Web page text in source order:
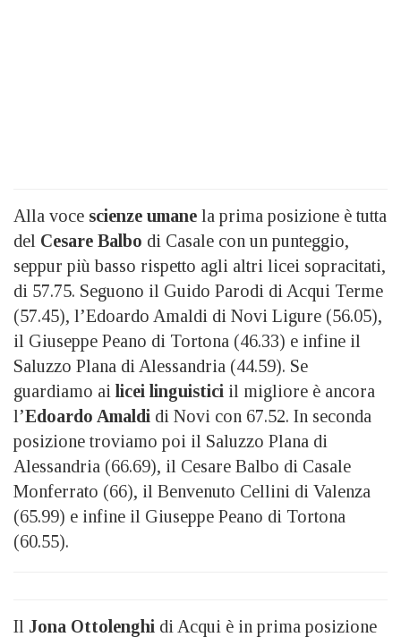
Alla voce scienze umane la prima posizione è tutta
del Cesare Balbo di Casale con un punteggio,
seppur più basso rispetto agli altri licei sopracitati,
di 57.75. Seguono il Guido Parodi di Acqui Terme
(57.45), l’Edoardo Amaldi di Novi Ligure (56.05),
il Giuseppe Peano di Tortona (46.33) e infine il
Saluzzo Plana di Alessandria (44.59). Se
guardiamo ai licei linguistici il migliore è ancora
l’Edoardo Amaldi di Novi con 67.52. In seconda
posizione troviamo poi il Saluzzo Plana di
Alessandria (66.69), il Cesare Balbo di Casale
Monferrato (66), il Benvenuto Cellini di Valenza
(65.99) e infine il Giuseppe Peano di Tortona
(60.55).
Il Jona Ottolenghi di Acqui è in prima posizione